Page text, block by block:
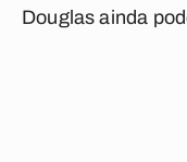
Douglas ainda